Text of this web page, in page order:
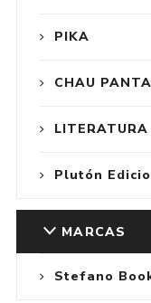
PIKA
CHAU
Plutón
MARCAS
Stefano